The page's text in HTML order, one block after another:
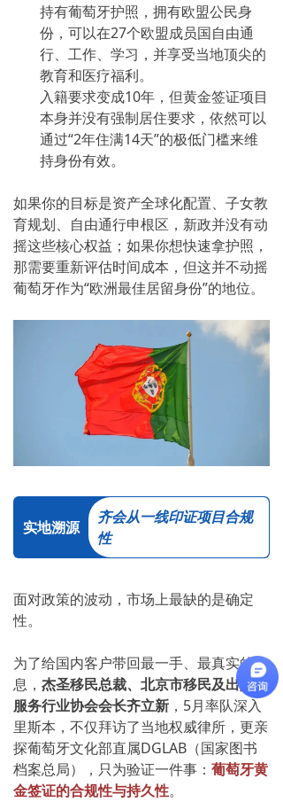
持有葡萄牙护照，拥有欧盟公民身
份，可以在27个欧盟成员国自由通
行、工作、学习，并享受当地顶尖的
教育和医疗福利。
入籍要求变成10年，但黄金签证项目
本身并没有强制居住要求，依然可以
通过“2年住满14天”的极低门槛来维
持身份有效。
如果你的目标是资产全球化配置、子女教
育规划、自由通行申根区，新政并没有动
摇这些核心权益；如果你想快速拿护照，
那需要重新评估时间成本，但这并不动摇
葡萄牙作为“欧洲最佳居留身份”的地位。
实地溯源
齐会从一线印证项目合规
性
面对政策的波动，市场上最缺的是确定
性。
为了给国内客户带回最一手、最真实的信
息， 杰圣移民总裁、北京市移民及出入境
服务行业协会会长齐立新 ，5月率队深入
里斯本，不仅拜访了当地权威律所，更亲
探葡萄牙文化部直属DGLAB（国家图书
档案总局），只为验证一件事： 葡萄牙黄
金签证的合规性与持久性。